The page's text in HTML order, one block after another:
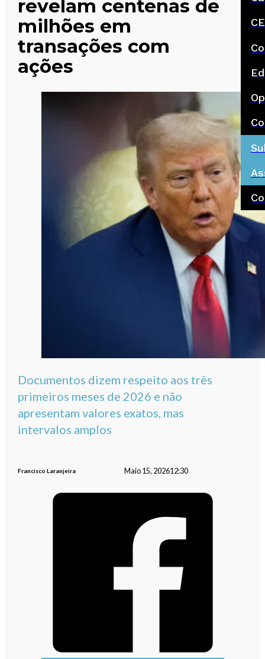
revelam centenas de
milhões em
transações com
ações
Documentos dizem respeito aos três
primeiros meses de 2026 e não
apresentam valores exatos, mas
intervalos amplos
Francisco Laranjeira Maio 15, 202612:30